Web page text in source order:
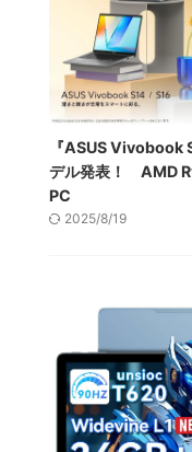
『ASUS Vivobook
デル発表！ AMD
PC
2025/8/19